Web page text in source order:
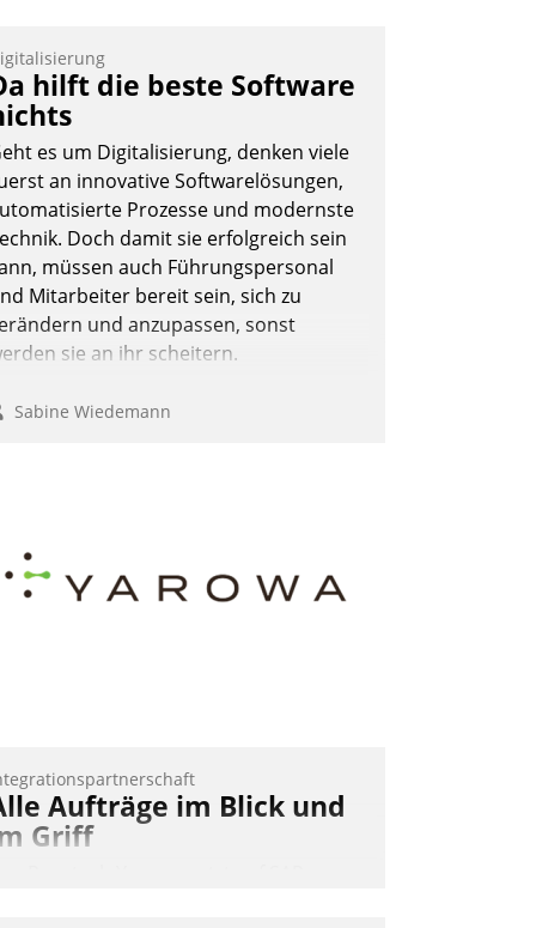
hilft die beste Software
es um Digitalisierung, denken viele
an innovative Softwarelösungen,
Prozesse und modernste
Doch damit sie erfolgreich sein
müssen auch Führungspersonal
Mitarbeiter bereit sein, sich zu
und anzupassen, sonst
sie an ihr scheitern.
Sabine Wiedemann
Aufträge im Blick und
Griff